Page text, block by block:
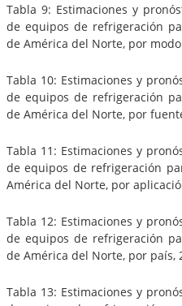
Tabla 9: Estimaciones y
de equipos de refrigeración
de América del Norte, por
Tabla 10: Estimaciones y
de equipos de refrigeración
de América del Norte, por
Tabla 11: Estimaciones y
de equipos de refrigeración
América del Norte, por
Tabla 12: Estimaciones y
de equipos de refrigeración
de América del Norte, por país,
Tabla 13: Estimaciones y